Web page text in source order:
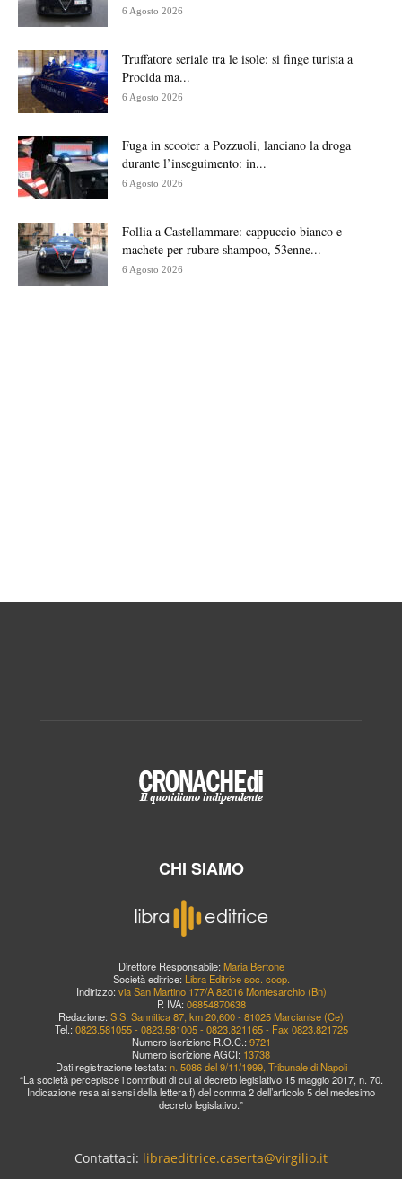
6 Agosto 2026
Truffatore seriale tra le isole: si finge turista a
Procida ma...
6 Agosto 2026
Fuga in scooter a Pozzuoli, lanciano la droga
durante l’inseguimento: in...
6 Agosto 2026
Follia a Castellammare: cappuccio bianco e
machete per rubare shampoo, 53enne...
6 Agosto 2026
CHI SIAMO
Direttore Responsabile: Maria Bertone
Società editrice: Libra Editrice soc. coop.
Indirizzo: via San Martino 177/A 82016 Montesarchio (Bn)
P. IVA: 06854870638
Redazione: S.S. Sannitica 87, km 20,600 - 81025 Marcianise (Ce)
Tel.: 0823.581055 - 0823.581005 - 0823.821165 - Fax 0823.821725
Numero iscrizione R.O.C.: 9721
Numero iscrizione AGCI: 13738
Dati registrazione testata: n. 5086 del 9/11/1999, Tribunale di Napoli
“La società percepisce i contributi di cui al decreto legislativo 15 maggio 2017, n. 70.
Indicazione resa ai sensi della lettera f) del comma 2 dell’articolo 5 del medesimo
decreto legislativo.”
Contattaci: libraeditrice.caserta@virgilio.it